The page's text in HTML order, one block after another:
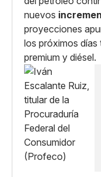
nuevos
proyecciones
los próximos
premium y diésel.